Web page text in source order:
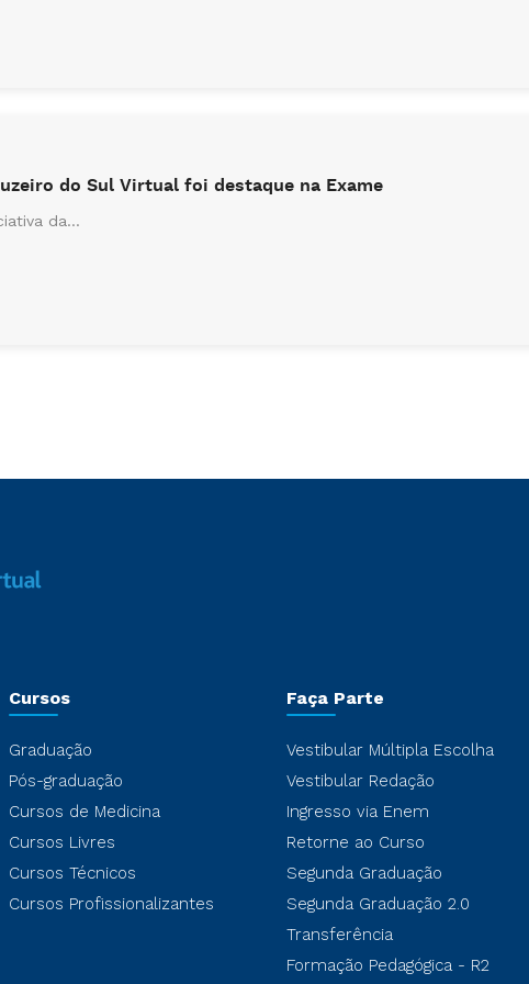
do Sul Virtual foi destaque na Exame
da...
Cursos
Graduação
Pós-graduação
Cursos de Medicina
Cursos Livres
Cursos Técnicos
Cursos Profissionalizantes
Faça Parte
Vestibular Múltipla Escolha
Vestibular Redação
Ingresso via Enem
Retorne ao Curso
Segunda Graduação
Segunda Graduação 2.0
Transferência
Formação Pedagógica - R2